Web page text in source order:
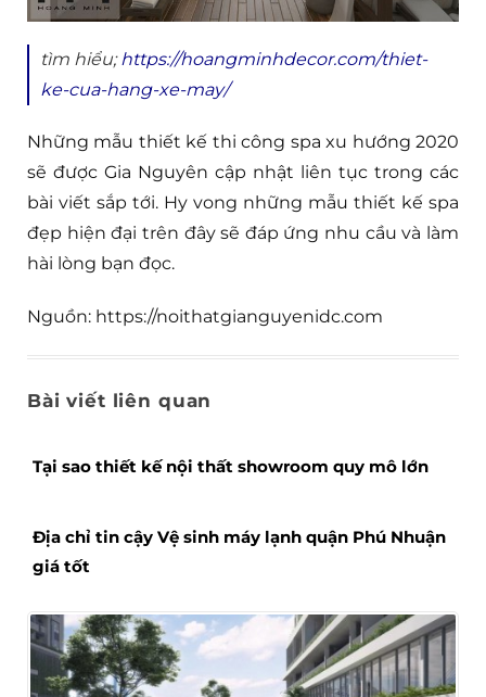
tìm hiểu; https://hoangminhdecor.com/thiet-
ke-cua-hang-xe-may/
Những mẫu thiết kế thi công spa xu hướng 2020
sẽ được Gia Nguyên cập nhật liên tục trong các
bài viết sắp tới. Hy vong những mẫu thiết kế spa
đẹp hiện đại trên đây sẽ đáp ứng nhu cầu và làm
hài lòng bạn đọc.
Nguồn: https://noithatgianguyenidc.com
Bài viết liên quan
Tại sao thiết kế nội thất showroom quy mô lớn
Địa chỉ tin cậy Vệ sinh máy lạnh quận Phú Nhuận
giá tốt